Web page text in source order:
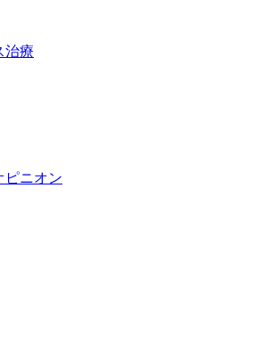
治療
ピニオン